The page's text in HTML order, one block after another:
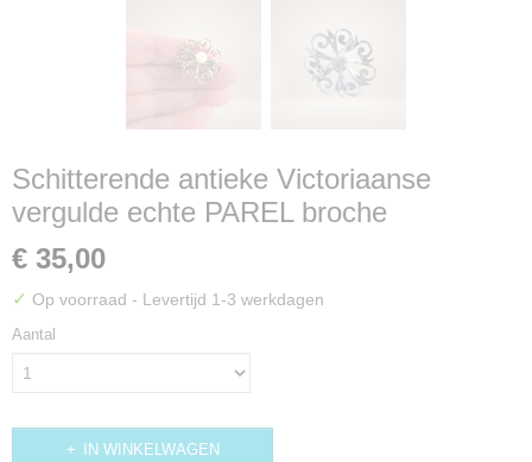
Schitterende antieke Victoriaanse
vergulde echte PAREL broche
€ 35,00
✓ Op voorraad - Levertijd 1-3 werkdagen
Aantal
IN WINKELWAGEN